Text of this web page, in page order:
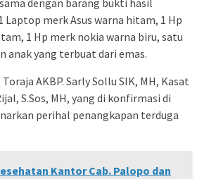
Laptop merk Asus warna hitam, 1 Hp
1 Hp merk nokia warna biru, satu
anak yang terbuat dari emas.
AKBP. Sarly Sollu SIK, MH, Kasat
S.Sos, MH, yang di konfirmasi di
perihal penangkapan terduga
Kantor Cab. Palopo dan